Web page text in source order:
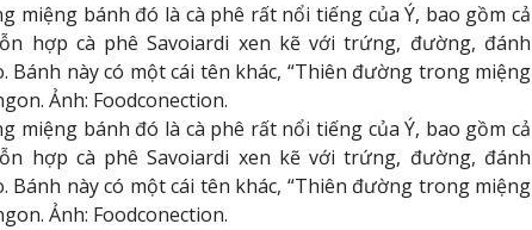
miệng bánh đó là cà phê rất nổi tiếng của Ý, bao gồm cả
hợp cà phê Savoiardi xen kẽ với trứng, đường, đánh
Bánh này có một cái tên khác, “Thiên đường trong miệng
Ảnh: Foodconection.
miệng bánh đó là cà phê rất nổi tiếng của Ý, bao gồm cả
hợp cà phê Savoiardi xen kẽ với trứng, đường, đánh
Bánh này có một cái tên khác, “Thiên đường trong miệng
Ảnh: Foodconection.